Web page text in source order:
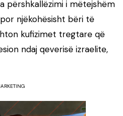
përshkallëzimi i mëtejshëm
njëkohësisht bëri të
kufizimet tregtare që
ndaj qeverisë izraelite,